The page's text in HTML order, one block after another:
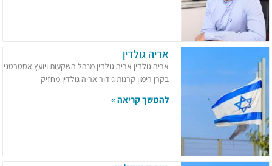
אריה גולדין
אריה גולדין אריה גולדין מנהל השקעות ויועץ אסטרטגי
בקרן רימון קרנות גידור אריה גולדין מחזיק
להמשך קריאה »